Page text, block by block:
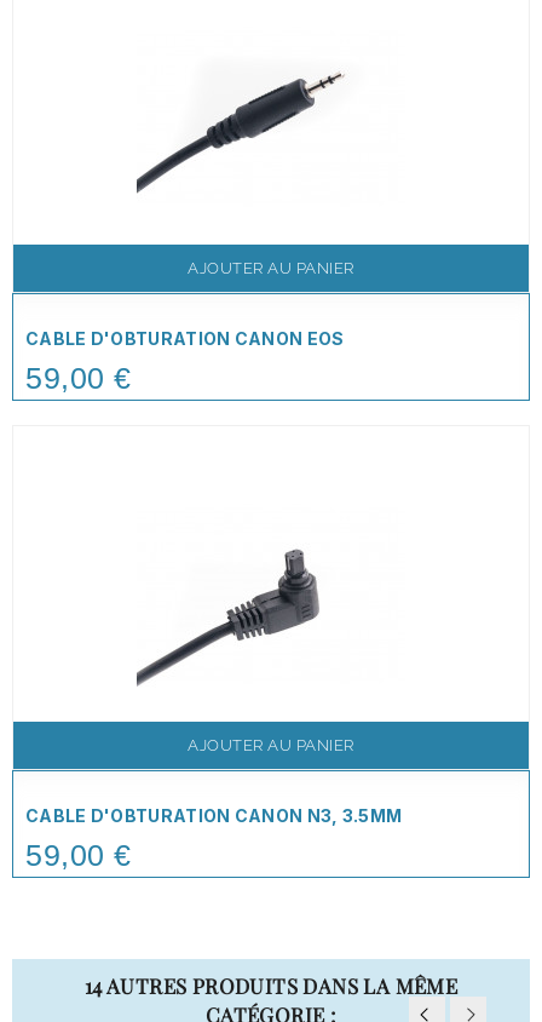
AJOUTER AU PANIER
CABLE D'OBTURATION CANON EOS
Price
59,00 €
AJOUTER AU PANIER
CABLE D'OBTURATION CANON N3, 3.5MM
Price
59,00 €
14 AUTRES PRODUITS DANS LA MÊME
CATÉGORIE :